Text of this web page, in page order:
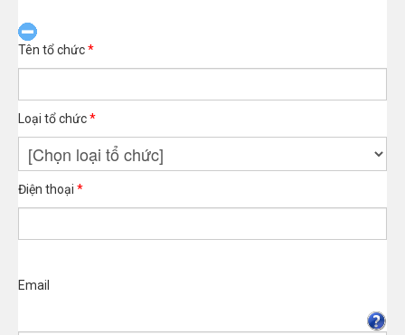
Tên tổ chức*
Loại tổ chức*
Điện thoại *
Email